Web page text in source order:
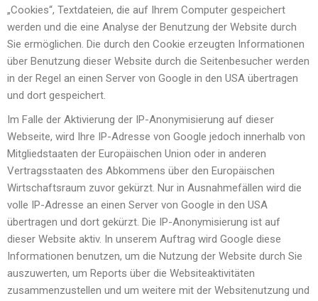
„Cookies“, Textdateien, die auf Ihrem Computer gespeichert
werden und die eine Analyse der Benutzung der Website durch
Sie ermöglichen. Die durch den Cookie erzeugten Informationen
über Benutzung dieser Website durch die Seitenbesucher werden
in der Regel an einen Server von Google in den USA übertragen
und dort gespeichert.
Im Falle der Aktivierung der IP-Anonymisierung auf dieser
Webseite, wird Ihre IP-Adresse von Google jedoch innerhalb von
Mitgliedstaaten der Europäischen Union oder in anderen
Vertragsstaaten des Abkommens über den Europäischen
Wirtschaftsraum zuvor gekürzt. Nur in Ausnahmefällen wird die
volle IP-Adresse an einen Server von Google in den USA
übertragen und dort gekürzt. Die IP-Anonymisierung ist auf
dieser Website aktiv. In unserem Auftrag wird Google diese
Informationen benutzen, um die Nutzung der Website durch Sie
auszuwerten, um Reports über die Websiteaktivitäten
zusammenzustellen und um weitere mit der Websitenutzung und